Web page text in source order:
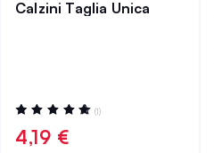
Calzini Taglia Unica
Valutazione:
100%
(1)
4,19 €